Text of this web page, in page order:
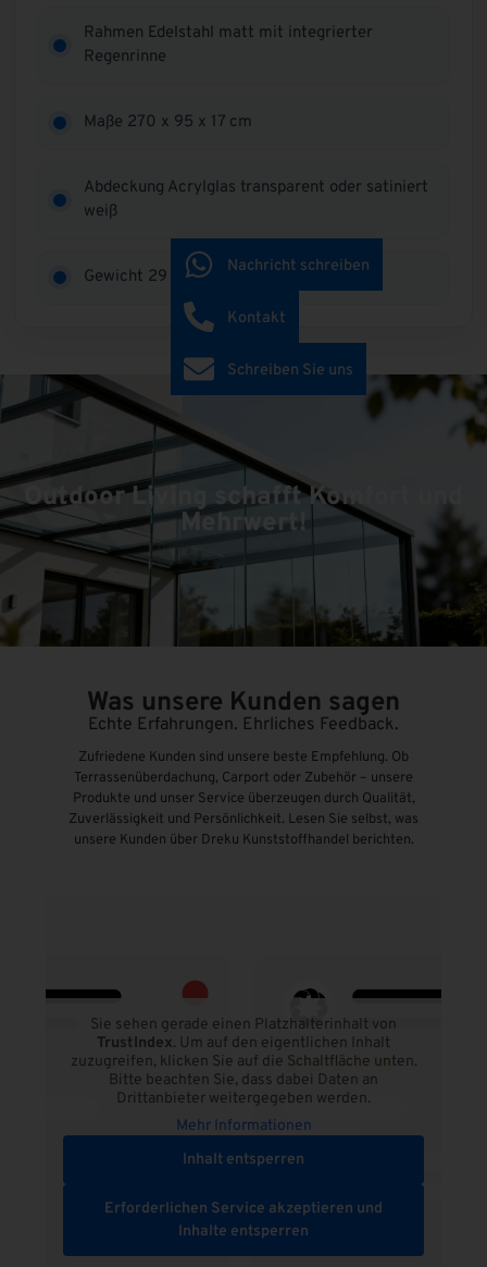
Rahmen Edelstahl matt mit integrierter
Regenrinne
Maße 270 x 95 x 17 cm
Abdeckung Acrylglas transparent oder satiniert
weiß
Gewicht 29 kg
Outdoor Living schafft Komfort und
Mehrwert!
Was unsere Kunden sagen
Echte Erfahrungen. Ehrliches Feedback.
Zufriedene Kunden sind unsere beste Empfehlung. Ob
Terrassenüberdachung, Carport oder Zubehör – unsere
Produkte und unser Service überzeugen durch Qualität,
Zuverlässigkeit und Persönlichkeit. Lesen Sie selbst, was
unsere Kunden über Dreku Kunststoffhandel berichten.
Sie sehen gerade einen Platzhalterinhalt von
TrustIndex. Um auf den eigentlichen Inhalt
zuzugreifen, klicken Sie auf die Schaltfläche unten.
Bitte beachten Sie, dass dabei Daten an
Drittanbieter weitergegeben werden.
Mehr Informationen
Inhalt entsperren
Erforderlichen Service akzeptieren und
Inhalte entsperren
Nachricht schreiben
Kontakt
Schreiben Sie uns